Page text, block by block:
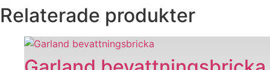
Relaterade produkter
Den
här